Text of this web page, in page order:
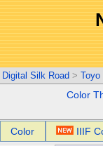
Digital Silk Road > Toyo
Color
Color IIIF